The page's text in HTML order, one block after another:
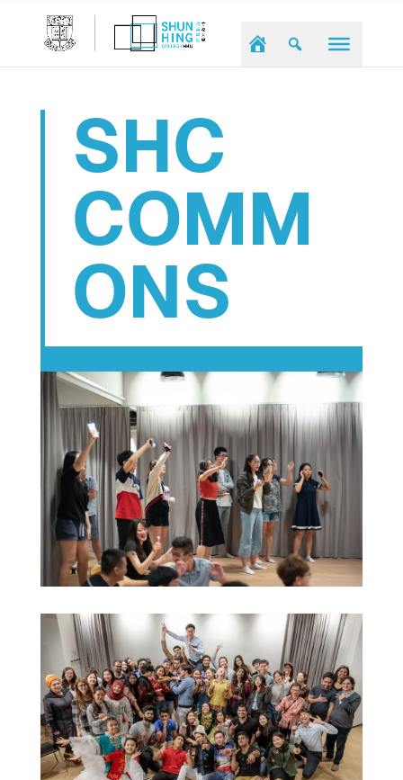
SHC
COMM
ONS